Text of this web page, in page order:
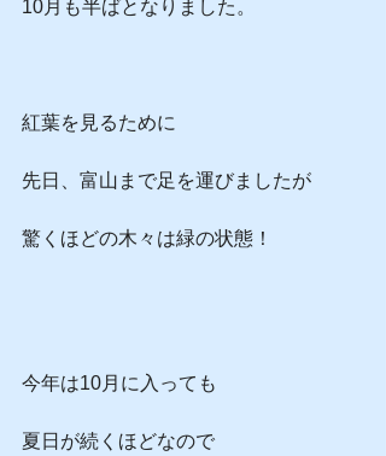
10月も半ばとなりました。
紅葉を見るために
先日、富山まで足を運びましたが
驚くほどの木々は緑の状態！
今年は10月に入っても
夏日が続くほどなので